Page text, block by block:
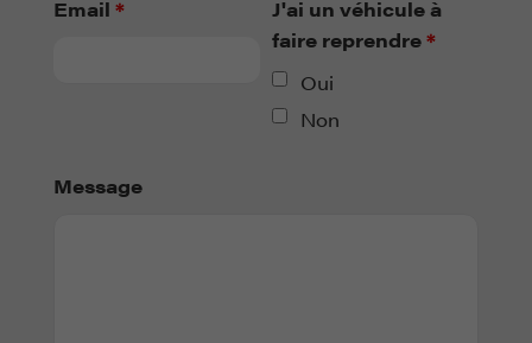
Email *
J'ai un véhicule à
faire reprendre*
Oui
Non
Message